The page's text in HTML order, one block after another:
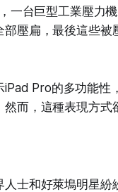
一台巨型工業壓力
壓扁，最後這些被
iPad Pro的多功能
而，這種表現方
人士和好萊塢明星